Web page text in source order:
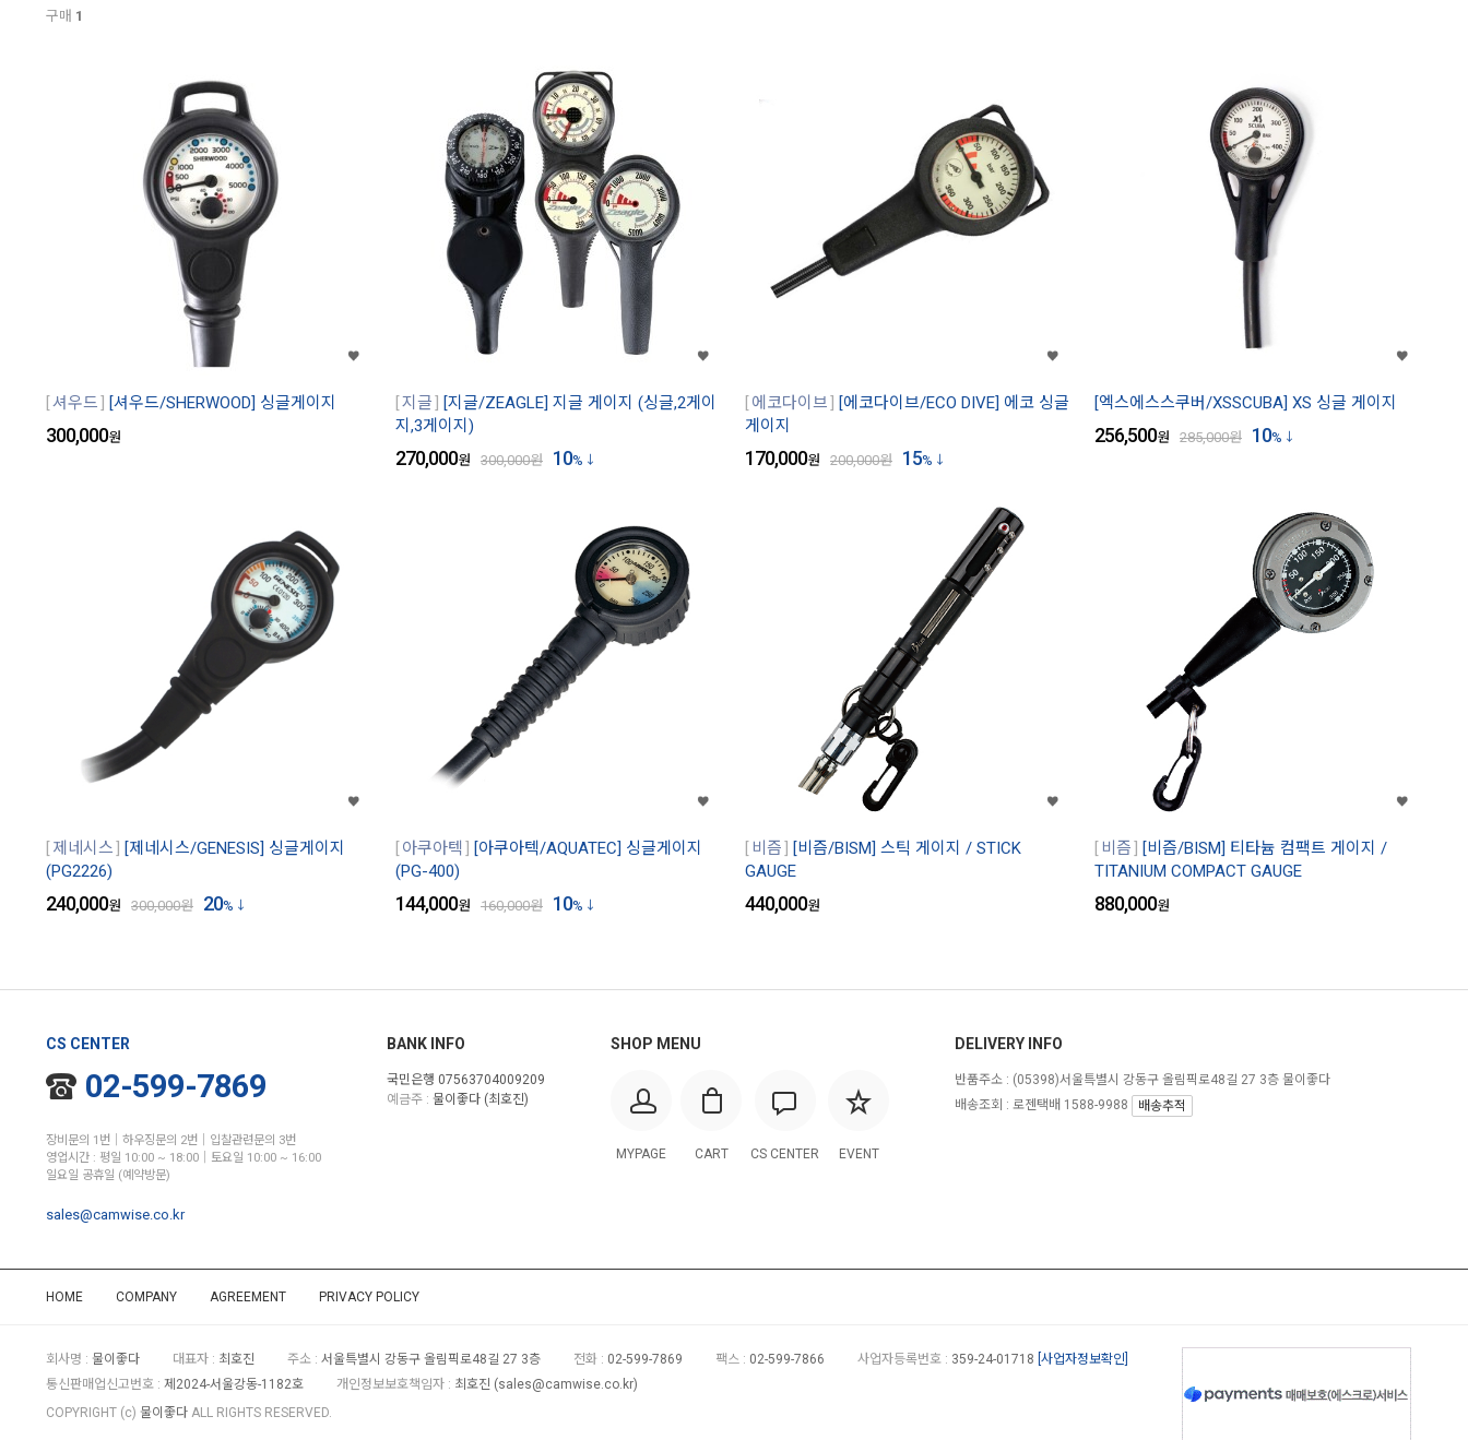
구매 1
셔우드 [셔우드/SHERWOOD] 싱글게이지
300,000원
지글
[지글/ZEAGLE] 지글 게이지 (싱글,2게이
지,3게이지)
270,000원 300,000원 10%
에코다이브
[에코다이브/ECO DIVE] 에코 싱글
게이지
170,000원 200,000원 15%
[엑스에스스쿠버/XSSCUBA] XS 싱글 게이지
256,500원 285,000원 10%
제네시스
[제네시스/GENESIS] 싱글게이지
(PG2226)
240,000원 300,000원 20%
아쿠아텍
[아쿠아텍/AQUATEC] 싱글게이지
(PG-400)
144,000원 160,000원 10%
비즘
[비즘/BISM] 스틱 게이지 / STICK
GAUGE
440,000원
비즘
[비즘/BISM] 티타늄 컴팩트 게이지 /
TITANIUM COMPACT GAUGE
880,000원
CS CENTER
02-599-7869
장비문의 1번│하우징문의 2번│입찰관련문의 3번
영업시간 : 평일 10:00 ~ 18:00│토요일 10:00 ~ 16:00
일요일 공휴일 (예약방문)
sales@camwise.co.kr
BANK INFO
국민은행 07563704009209
예금주 : 물이좋다 (최호진)
SHOP MENU
MYPAGE CART CS CENTER EVENT
DELIVERY INFO
반품주소 : (05398)서울특별시 강동구 올림픽로48길 27 3층 물이좋다
배송조회 : 로젠택배 1588-9988
배송추적
HOME COMPANY AGREEMENT PRIVACY POLICY
회사명 : 물이좋다 대표자 : 최호진 주소 : 서울특별시 강동구 올림픽로48길 27 3층 전화 : 02-599-7869 팩스 : 02-599-7866 사업자등록번호 : 359-24-01718 [사업자정보확인]
통신판매업신고번호 : 제2024-서울강동-1182호 개인정보보호책임자 : 최호진 (sales@camwise.co.kr)
COPYRIGHT (c) 물이좋다 ALL RIGHTS RESERVED.